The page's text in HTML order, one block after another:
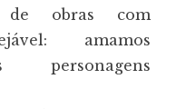
obras com
amamos
personagens